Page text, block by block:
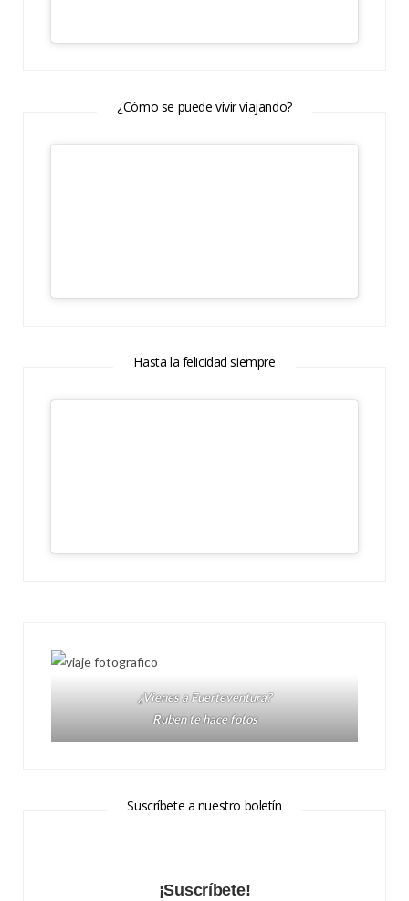
¿Cómo se puede vivir viajando?
Hasta la felicidad siempre
¿Vienes a Fuerteventura?
Ruben te hace fotos
Suscríbete a nuestro boletín
¡Suscríbete!